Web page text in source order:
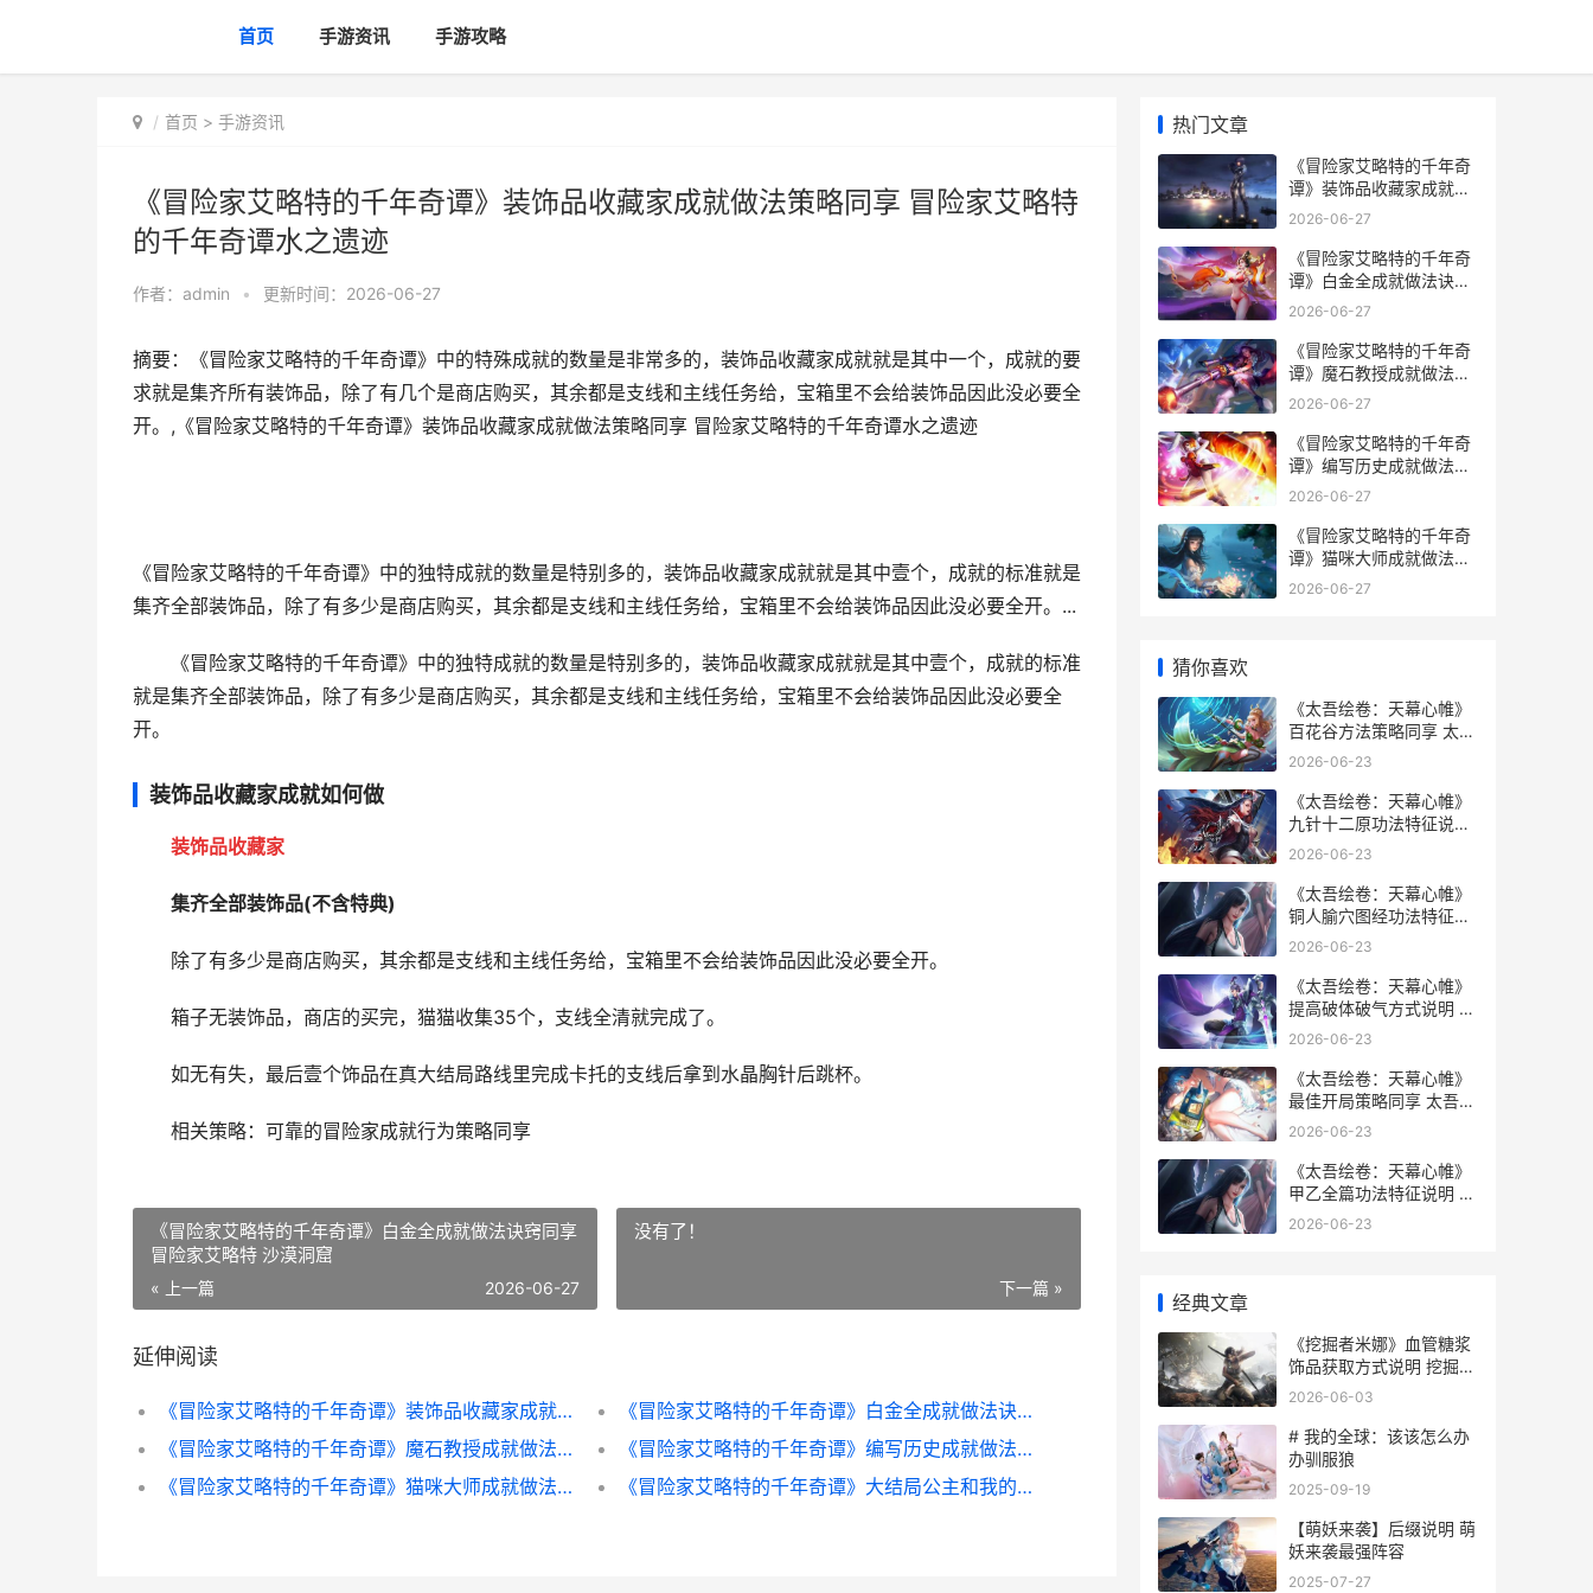
首页 手游资讯 手游攻略
首页 > 手游资讯
《冒险家艾略特的千年奇谭》装饰品收藏家成就做法策略同享 冒险家艾略特
的千年奇谭水之遗迹
作者： admin • 更新时间：2026-06-27
摘要：《冒险家艾略特的千年奇谭》中的特殊成就的数量是非常多的，装饰品收藏家成就就是其中一个，成就的要
求就是集齐所有装饰品，除了有几个是商店购买，其余都是支线和主线任务给，宝箱里不会给装饰品因此没必要全
开。,《冒险家艾略特的千年奇谭》装饰品收藏家成就做法策略同享 冒险家艾略特的千年奇谭水之遗迹
《冒险家艾略特的千年奇谭》中的独特成就的数量是特别多的，装饰品收藏家成就就是其中壹个，成就的标准就是
集齐全部装饰品，除了有多少是商店购买，其余都是支线和主线任务给，宝箱里不会给装饰品因此没必要全开。...
《冒险家艾略特的千年奇谭》中的独特成就的数量是特别多的，装饰品收藏家成就就是其中壹个，成就的标准
就是集齐全部装饰品，除了有多少是商店购买，其余都是支线和主线任务给，宝箱里不会给装饰品因此没必要全
开。
装饰品收藏家成就如何做
装饰品收藏家
集齐全部装饰品(不含特典)
除了有多少是商店购买，其余都是支线和主线任务给，宝箱里不会给装饰品因此没必要全开。
箱子无装饰品，商店的买完，猫猫收集35个，支线全清就完成了。
如无有失，最后壹个饰品在真大结局路线里完成卡托的支线后拿到水晶胸针后跳杯。
相关策略：可靠的冒险家成就行为策略同享
《冒险家艾略特的千年奇谭》白金全成就做法诀窍同享
冒险家艾略特 沙漠洞窟
« 上一篇 2026-06-27
没有了！
下一篇 »
延伸阅读
《冒险家艾略特的千年奇谭》装饰品收藏家成就做法策略同享 冒险家艾略特的千年奇谭水之遗迹
《冒险家艾略特的千年奇谭》白金全成就做法诀窍同享 冒险家艾略特 沙漠洞窟
《冒险家艾略特的千年奇谭》魔石教授成就做法策略同享 冒险家艾略特齿轮遗迹
《冒险家艾略特的千年奇谭》编写历史成就做法策略同享 冒险家艾略特的千年奇谭水之遗迹
《冒险家艾略特的千年奇谭》猫咪大师成就做法策略同享 冒险家艾略特的千年奇谭水之遗迹
《冒险家艾略特的千年奇谭》大结局公主和我的日常做法说明 冒险家艾略特齿轮遗迹
热门文章
《冒险家艾略特的千年奇
谭》装饰品收藏家成就做
法策略同享 冒险家艾略特
2026-06-27
《冒险家艾略特的千年奇
谭》白金全成就做法诀窍
同享 冒险家艾略特 沙漠
2026-06-27
《冒险家艾略特的千年奇
谭》魔石教授成就做法策
略同享 冒险家艾略特齿轮
2026-06-27
《冒险家艾略特的千年奇
谭》编写历史成就做法策
略同享 冒险家艾略特的千
2026-06-27
《冒险家艾略特的千年奇
谭》猫咪大师成就做法策
略同享 冒险家艾略特的千
2026-06-27
猜你喜欢
《太吾绘卷：天幕心帷》
百花谷方法策略同享 太吾
绘卷天幕心帷和现在有啥
2026-06-23
《太吾绘卷：天幕心帷》
九针十二原功法特征说明
太吾绘卷天幕心帷手机版
2026-06-23
《太吾绘卷：天幕心帷》
铜人腧穴图经功法特征说
明 太吾绘卷天幕心帷修改
2026-06-23
《太吾绘卷：天幕心帷》
提高破体破气方式说明 太
吾绘卷天下武林盟会在哪
2026-06-23
《太吾绘卷：天幕心帷》
最佳开局策略同享 太吾绘
卷天幕心帷手机版
2026-06-23
《太吾绘卷：天幕心帷》
甲乙全篇功法特征说明 太
吾绘卷天幕心帷
2026-06-23
经典文章
《挖掘者米娜》血管糖浆
饰品获取方式说明 挖掘者
米娜地图
2026-06-03
# 我的全球：该该怎么办
办驯服狼
2025-09-19
【萌妖来袭】后缀说明 萌
妖来袭最强阵容
2025-07-27